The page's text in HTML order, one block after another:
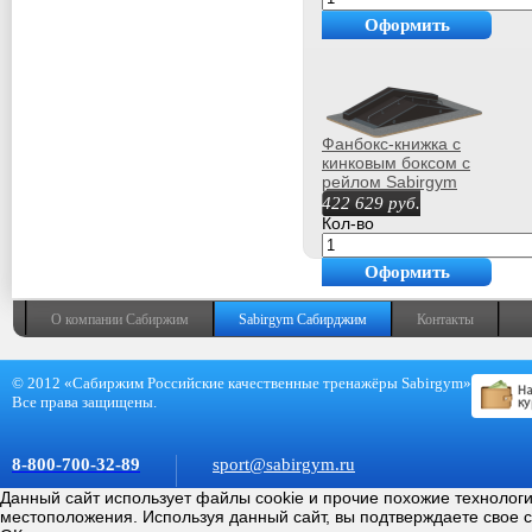
Оформить
Фанбокс-книжка с
кинковым боксом с
рейлом Sabirgym
SGSPM3010L для
скейтбординга
422 629 руб.
Кол-во
Оформить
покупку
О компании Сабиржим Sabirgym Сабирджим Контакты
© 2012 «Сабиржим Российские качественные тренажёры Sabirgym»
Все права защищены.
8-800-700-32-89
sport@sabirgym.ru
Данный сайт использует файлы cookie и прочие похожие
местоположения. Используя данный сайт, вы подтверждаете свое